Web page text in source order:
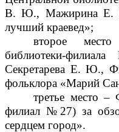
В. Ю., Мажирина Е.
лучший краевед»;
второе
библиотеки-
Секретарева Е. Ю.,
фольклора «Марий
третье место
филиал №27) за
сердцем город».